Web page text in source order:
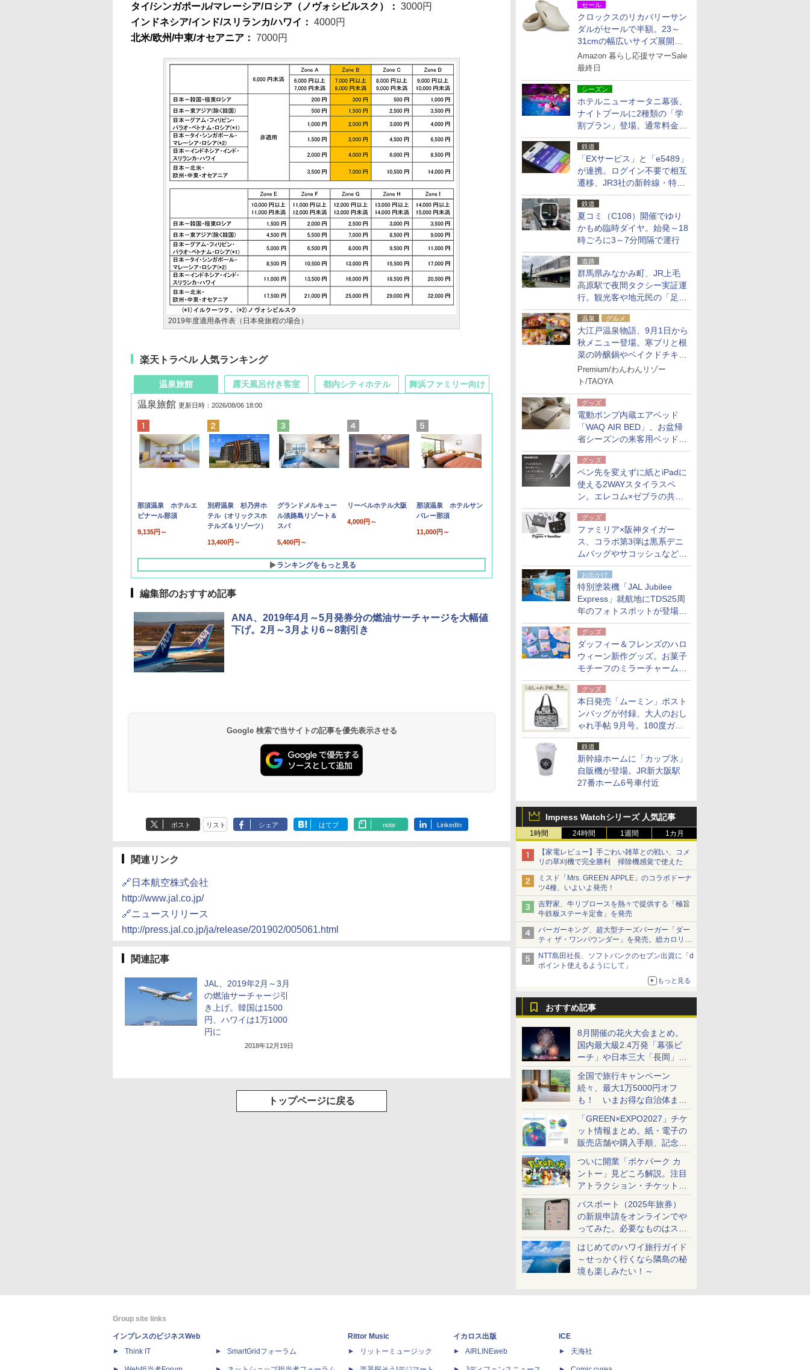
セール
クロックスのリカバリーサン
ダルがセールで半額。23～
31cmの幅広いサイズ展開、
独自のクッション素材を採用
Amazon 暮らし応援サマーSale
最終日
シーズン
ホテルニューオータニ幕張、
ナイトプールに2種類の「学
割プラン」登場。通常料金の
およそ半額でお得に夜活
鉄道
「EXサービス」と「e5489」
が連携。ログイン不要で相互
遷移、JR3社の新幹線・特急
予約をアプリで一括確認
鉄道
夏コミ（C108）開催でゆり
かもめ臨時ダイヤ。始発～18
時ごろに3～7分間隔で運行
道路
群馬県みなかみ町、JR上毛
高原駅で夜間タクシー実証運
行。観光客や地元民の「足が
ない」課題解消へ、木金土に
2台体制
温泉 グルメ
大江戸温泉物語、9月1日から
秋メニュー登場。寒ブリと根
菜の吟醸鍋やベイクドチキ
ン、ショコラ＆栗スイーツも
食べ放題に
Premium/わんわんリゾー
ト/TAOYA
グッズ
電動ポンプ内蔵エアベッド
「WAQ AIR BED」、お盆帰
省シーズンの来客用ベッドに
も。使用後は収納バッグでコ
ンパクトに保管
グッズ
ペン先を変えずに紙とiPadに
使える2WAYスタイラスペ
ン。エレコム×ゼブラの共同
開発
グッズ
ファミリア×阪神タイガー
ス、コラボ第3弾は黒系デニ
ムバッグやサコッシュなど6
点。8月21日オンラインスト
アで発売
お出かけ
特別塗装機「JAL Jubilee
Express」就航地にTDS25周
年のフォトスポットが登場。
10月末まで青森空港に
グッズ
ダッフィー＆フレンズのハロ
ウィーン新作グッズ。お菓子
モチーフのミラーチャーム/
デザインポーチほか
グッズ
本日発売「ムーミン」ボスト
ンバッグが付録、大人のおし
ゃれ手帖 9月号。180度ガバ
ッと開いて大容量
鉄道
新幹線ホームに「カップ氷」
自販機が登場。JR新大阪駅
27番ホーム6号車付近
Impress Watchシリーズ 人気記事
1時間 24時間 1週間 1カ月
【家電レビュー】手ごわい雑草との戦い、コメ
リの草刈機で完全勝利 掃除機感覚で使えた
ミスド「Mrs. GREEN APPLE」のコラボドーナ
ツ4種、いよいよ発売！
吉野家、牛リブロースを熱々で提供する「極旨
牛鉄板ステーキ定食」を発売
バーガーキング、超大型チーズバーガー「ダー
ティ ザ・ワンパウンダー」を発売。総カロリー
約1656kcal、総重量約527g！
NTT島田社長、ソフトバンクのセブン出資に「d
ポイント使えるようにして」
もっと見る
おすすめ記事
8月開催の花火大会まとめ。
国内最大級2.4万発「幕張ビ
ーチ」や日本三大「長岡」な
ど大型イベント目白押し！
全国で旅行キャンペーン
続々、最大1万5000円オフ
も！ いまお得な自治体まと
め
「GREEN×EXPO2027」チケ
ット情報まとめ。紙・電子の
販売店舗や購入手順、記念チ
ケットも解説
ついに開業「ポケパーク カ
ントー」見どころ解説。注目
アトラクション・チケット手
配・来場前に必要な準備は？
パスポート（2025年旅券）
の新規申請をオンラインでや
ってみた。必要なものはスマ
ホとマイナカードのみ
はじめてのハワイ旅行ガイド
～せっかく行くなら隣島の秘
境も楽しみたい！～
タイ/シンガポール/マレーシア/ロシア（ノヴォシビルスク）： 3000円
インドネシア/インド/スリランカ/ハワイ： 4000円
北米/欧州/中東/オセアニア： 7000円
2019年度適用条件表（日本発旅程の場合）
楽天トラベル 人気ランキング
温泉旅館
温泉旅館 更新日時：2026/08/06 18:00
那須温泉 ホテルエ
ピナール那須
9,135円～
別府温泉 杉乃井ホ
テル（オリックスホ
テルズ＆リゾーツ）
13,400円～
グランドメルキュー
ル淡路島リゾート＆
スパ
5,400円～
リーベルホテル大阪
4,000円～
那須温泉 ホテルサン
バレー那須
11,000円～
ランキングをもっと見る
露天風呂付き客室
10,450円～
19,541円～
都内シティホテル 舞浜ファミリー向け
7,950円～
5,758円～
編集部のおすすめ記事
ANA、2019年4月～5月発券分の燃油サーチャージを大幅値
下げ。2月～3月より6～8割引き
Google 検索で当サイトの記事を優先表示させる
ポスト リスト シェア はてブ note LinkedIn
関連リンク
🔗日本航空株式会社
http://www.jal.co.jp/
🔗ニュースリリース
http://press.jal.co.jp/ja/release/201902/005061.html
関連記事
JAL、2019年2月～3月
の燃油サーチャージ引
き上げ。韓国は1500
円、ハワイは1万1000
円に
2018年12月19日
トップページに戻る
Group site links
インプレスのビジネスWeb
Think IT
SmartGridフォーラム
Rittor Music
リットーミュージック
イカロス出版
AIRLINEweb
ICE
天海社